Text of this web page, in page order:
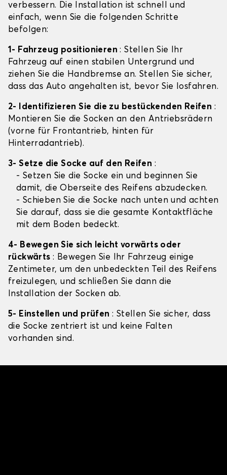
verbessern. Die Installation ist schnell und
einfach, wenn Sie die folgenden Schritte
befolgen:
1- Fahrzeug positionieren: Stellen Sie Ihr
Fahrzeug auf einen stabilen Untergrund und
ziehen Sie die Handbremse an. Stellen Sie sicher,
dass das Auto angehalten ist, bevor Sie losfahren.
2- Identifizieren Sie die zu bestückenden Reifen :
Montieren Sie die Socken an den Antriebsrädern
(vorne für Frontantrieb, hinten für
Hinterradantrieb).
3- Setze die Socke auf den Reifen :
- Setzen Sie die Socke ein und beginnen Sie
damit, die Oberseite des Reifens abzudecken.
- Schieben Sie die Socke nach unten und achten
Sie darauf, dass sie die gesamte Kontaktfläche
mit dem Boden bedeckt.
4- Bewegen Sie sich leicht vorwärts oder
rückwärts: Bewegen Sie Ihr Fahrzeug einige
Zentimeter, um den unbedeckten Teil des Reifens
freizulegen, und schließen Sie dann die
Installation der Socken ab.
5- Einstellen und prüfen : Stellen Sie sicher, dass
die Socke zentriert ist und keine Falten
vorhanden sind.